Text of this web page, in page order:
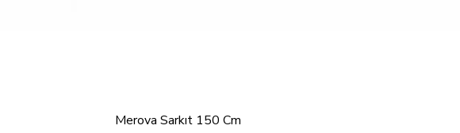
Hızlı Bakış
Merova Sarkıt 150 Cm